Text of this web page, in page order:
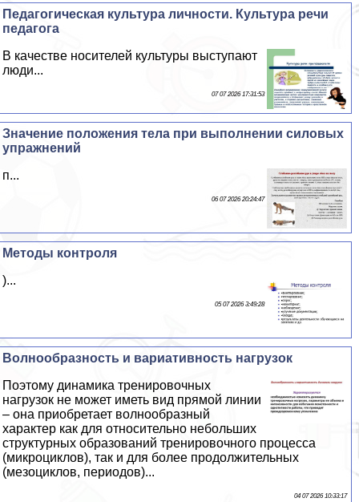
Педагогическая культура личности. Культура речи
педагога
В качестве носителей культуры выступают
люди...
07 07 2026 17:31:53
Значение положения тела при выполнении силовых
упражнений
п...
06 07 2026 20:24:47
Методы контроля
)...
05 07 2026 3:49:28
Волнообразность и вариативность нагрузок
Поэтому динамика тренировочных
нагрузок не может иметь вид прямой линии
– она приобретает волнообразный
хаpaктер как для относительно небольших
структурных образований тренировочного процесса
(микроциклов), так и для более продолжительных
(мезоциклов, периодов)...
04 07 2026 10:33:17